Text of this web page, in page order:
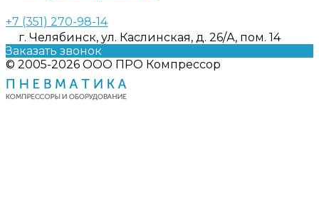
+7 (351) 270-98-14
г. Челябинск, ул. Каслинская, д. 26/А, пом. 14
Заказать звонок
© 2005-2026 ООО ПРО Компрессор